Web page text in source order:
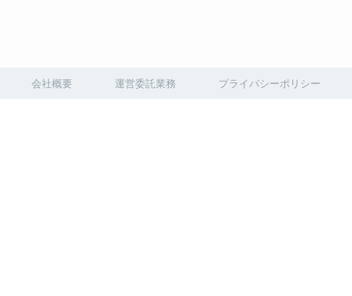
会社概要 運営委託業務 プライバシーポリシー